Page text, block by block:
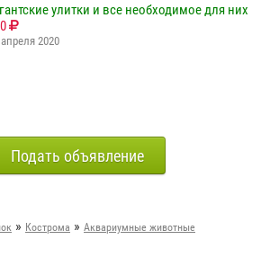
улитки и все необходимое для них
2020
Подать объявление
» Кострома » Аквариумные животные